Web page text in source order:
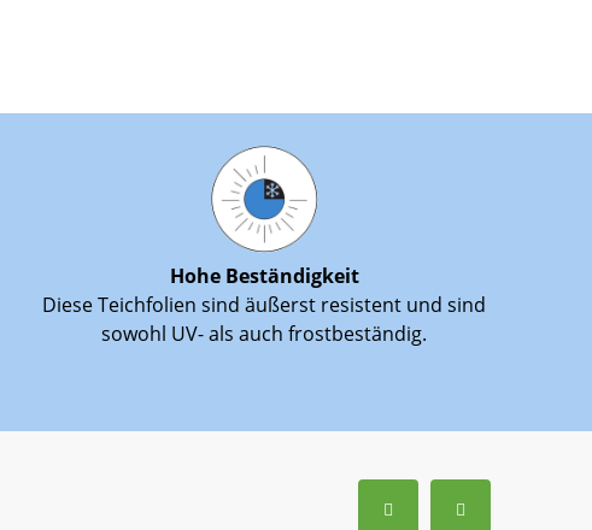
Hohe Beständigkeit
Diese Teichfolien sind äußerst resistent und sind
sowohl UV- als auch frostbeständig.